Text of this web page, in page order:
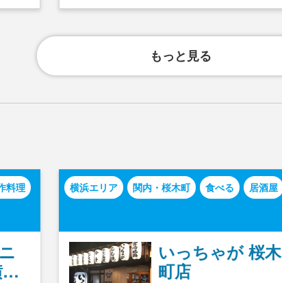
もっと見る
料理
…
横浜エリア 関内・桜木町 食べる 居酒屋
いっちゃが 桜木
町店